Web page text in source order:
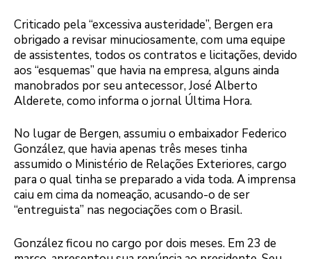
Criticado pela “excessiva austeridade”, Bergen era
obrigado a revisar minuciosamente, com uma equipe
de assistentes, todos os contratos e licitações, devido
aos “esquemas” que havia na empresa, alguns ainda
manobrados por seu antecessor, José Alberto
Alderete, como informa o jornal Última Hora.
No lugar de Bergen, assumiu o embaixador Federico
González, que havia apenas três meses tinha
assumido o Ministério de Relações Exteriores, cargo
para o qual tinha se preparado a vida toda. A imprensa
caiu em cima da nomeação, acusando-o de ser
“entreguista” nas negociações com o Brasil.
González ficou no cargo por dois meses. Em 23 de